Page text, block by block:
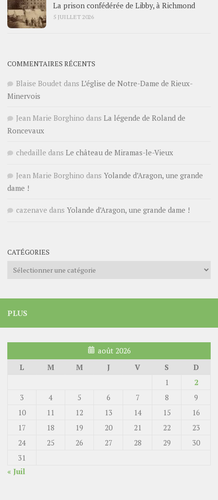
La prison confédérée de Libby, à Richmond
5 JUILLET 2026
COMMENTAIRES RÉCENTS
Blaise Boudet dans L’église de Notre-Dame de Rieux-
Minervois
Jean Marie Borghino dans La légende de Roland de
Roncevaux
chedaille dans Le château de Miramas-le-Vieux
Jean Marie Borghino dans Yolande d’Aragon, une grande
dame !
cazenave dans Yolande d’Aragon, une grande dame !
CATÉGORIES
Catégories
PLUS
août 2026
L
M M J V S
D
1
2
3
4 5 6 7 8
9
10
11 12 13 14 15
16
17
18 19 20 21 22
23
24
25 26 27 28 29
30
31
« Juil